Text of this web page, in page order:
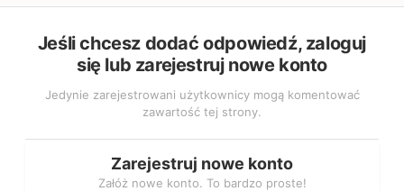
Jeśli chcesz dodać odpowiedź, zaloguj
się lub zarejestruj nowe konto
Jedynie zarejestrowani użytkownicy mogą komentować
zawartość tej strony.
Zarejestruj nowe konto
Załóż nowe konto. To bardzo proste!